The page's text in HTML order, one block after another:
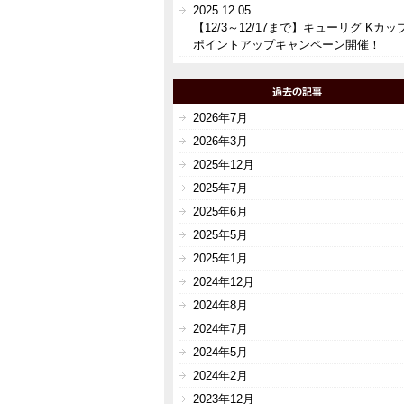
2025.12.05
【12/3～12/17まで】キューリグ Kカッ
ポイントアップキャンペーン開催！
2026年7月
2026年3月
2025年12月
2025年7月
2025年6月
2025年5月
2025年1月
2024年12月
2024年8月
2024年7月
2024年5月
2024年2月
2023年12月